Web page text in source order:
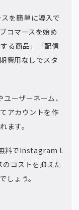
を簡単に導入で
コマースを始め
る商品」「配信
費用なしでスタ
ーザーネーム、
アカウントを作
ます。
料でInstagram L
コストを抑えた
しょう。